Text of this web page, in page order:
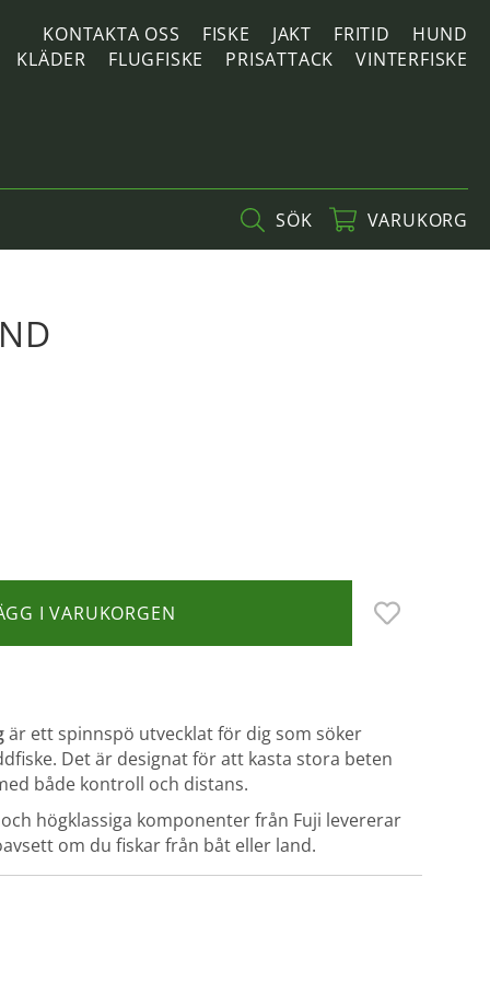
KONTAKTA OSS FISKE JAKT FRITID
HUND
KLÄDER
FLUGFISKE PRISATTACK VINTERFISKE
SÖK VARUKORG
I VARUKORGEN
är ett spinnspö utvecklat för dig som söker
Det är designat för att kasta stora beten
både kontroll och distans.
högklassiga komponenter från Fuji levererar
om du fiskar från båt eller land.